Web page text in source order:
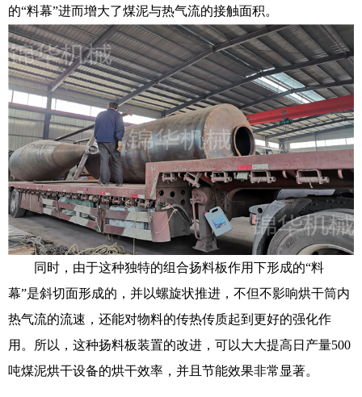
的“料幕”进而增大了煤泥与热气流的接触面积。
同时，由于这种独特的组合扬料板作用下形成的“料
幕”是斜切面形成的，并以螺旋状推进，不但不影响烘干筒内
热气流的流速，还能对物料的传热传质起到更好的强化作
用。所以，这种扬料板装置的改进，可以大大提高日产量500
吨煤泥烘干设备的烘干效率，并且节能效果非常显著。